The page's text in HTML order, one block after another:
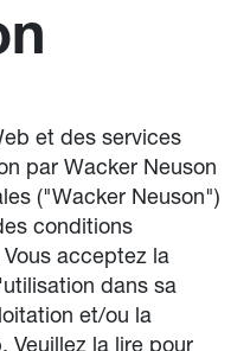
et des services
par Wacker Neuson
("Wacker Neuson")
conditions
acceptez la
dans sa
et/ou la
Veuillez la lire pour